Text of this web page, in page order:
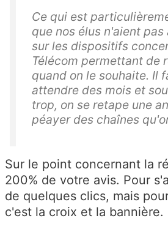
Ce qui est
que nos élus n'aient
sur les dispositifs
Télécom permettant de
quand on le souhaite. Il
attendre des mois et
trop, on se retape une
péayer des chaînes
Sur le point concernant la
200% de votre avis. Pour
de quelques clics, mais
c'est la croix et la bannière.